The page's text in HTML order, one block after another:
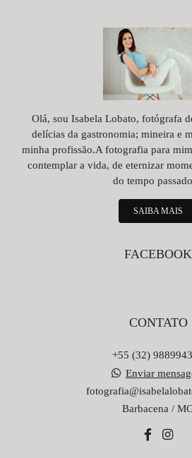
Olá, sou Isabela Lobato, fotógrafa
delícias da gastronomia; mineira e
minha profissão.A fotografia para
contemplar a vida, de eternizar
do tempo
SAIBA MAIS
FACEBOOK
CONTATO
+55 (32)
Enviar
Barbacena /